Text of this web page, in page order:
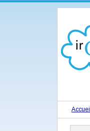
Accueil